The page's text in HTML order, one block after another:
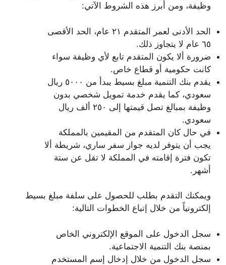
وظيفة، ومن أبرز هذه الشروط الآتي:
الحد الأدنى لعمر المتقدم ٢١ عام، الحد الأقصى
٦٥ عام لا يتجاوز ذلك.
ضرورة ألا يكون المتقدم تابع لأي وظيفة سواء
كانت حكومية أو قطاع خاص.
يقدم بنك التنمية مبلغ بسيط يبدأ من ٥٠٠٠ ريال
سعودي، كما يقدم خدمة تمويل شخصي بدون
وظيفة بمبالغ تصل قيمتها إلى ٢٥٠ ألف ريال
سعودي.
في حال كان المتقدم من المقيمين بالمملكة
يجب أن يتوفر لديه جواز سفر ساري، شريطة ألا
تكون فترة إقامته في المملكة لا تقل عن ستة
أشهر.
ويمكنك التقدم بطلب للحصول على سلفة مبلغ بسيط
إلكترونياً من خلال إتباع الخطوات التالية:
سجل الدخول على الموقع الإلكتروني الخاص
بمنصة بنك التنمية الاجتماعية.
سجل الدخول من خلال إدخال إسم المستخدم